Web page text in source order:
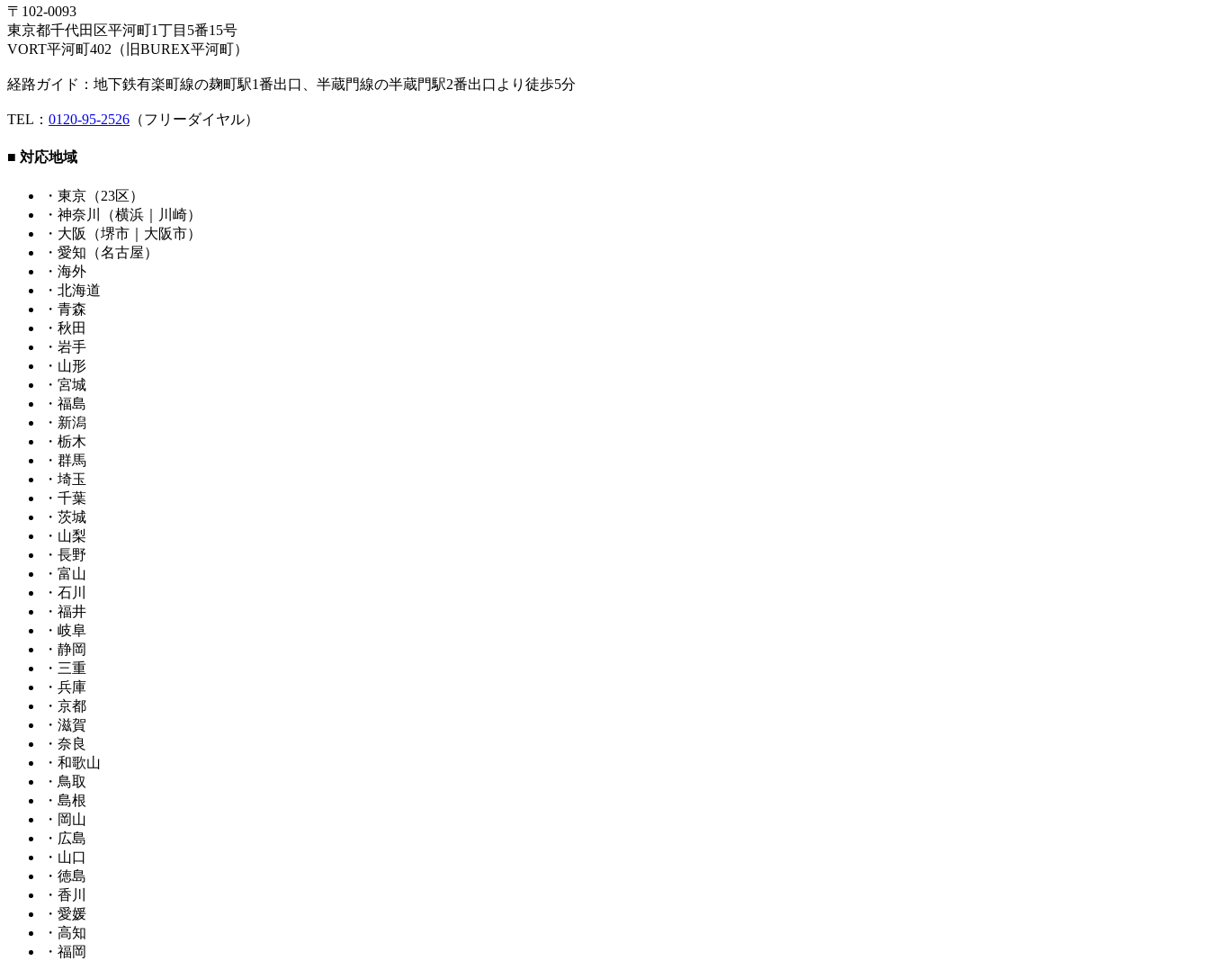
〒102-0093
東京都千代田区平河町1丁目5番15号
VORT平河町402（旧BUREX平河町）
経路ガイド：地下鉄有楽町線の麹町駅1番出口、半蔵門線の半蔵門駅2番出口より徒歩5分
TEL： 0120-95-2526 （フリーダイヤル）
■ 対応地域
・東京（23区）
・神奈川（横浜｜川崎）
・大阪（堺市｜大阪市）
・愛知（名古屋）
・海外
・北海道
・青森
・秋田
・岩手
・山形
・宮城
・福島
・新潟
・栃木
・群馬
・埼玉
・千葉
・茨城
・山梨
・長野
・富山
・石川
・福井
・岐阜
・静岡
・三重
・兵庫
・京都
・滋賀
・奈良
・和歌山
・鳥取
・島根
・岡山
・広島
・山口
・徳島
・香川
・愛媛
・高知
・福岡